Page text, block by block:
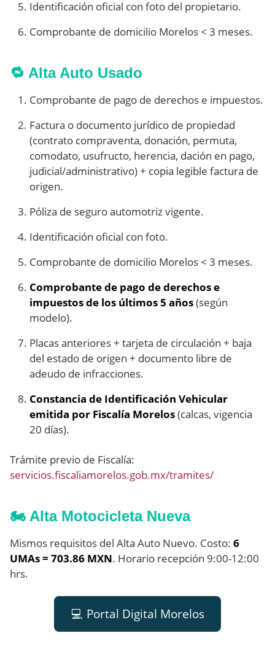
Identificación oficial con foto del propietario.
Comprobante de domicilio Morelos < 3 meses.
🔁 Alta Auto Usado
Comprobante de pago de derechos e impuestos.
Factura o documento jurídico de propiedad
(contrato compraventa, donación, permuta,
comodato, usufructo, herencia, dación en pago,
judicial/administrativo) + copia legible factura de
origen.
Póliza de seguro automotriz vigente.
Identificación oficial con foto.
Comprobante de domicilio Morelos < 3 meses.
Comprobante de pago de derechos e
impuestos de los últimos 5 años(según
modelo).
Placas anteriores + tarjeta de circulación + baja
del estado de origen + documento libre de
adeudo de infracciones.
Constancia de Identificación Vehicular
emitida por Fiscalía Morelos(calcas, vigencia
20 días).
Trámite previo de Fiscalía:
servicios.fiscaliamorelos.gob.mx/tramites/
🏍️ Alta Motocicleta Nueva
Mismos requisitos del Alta Auto Nuevo. Costo: 6
UMAs = 703.86 MXN. Horario recepción 9:00-12:00
hrs.
💻 Portal Digital Morelos